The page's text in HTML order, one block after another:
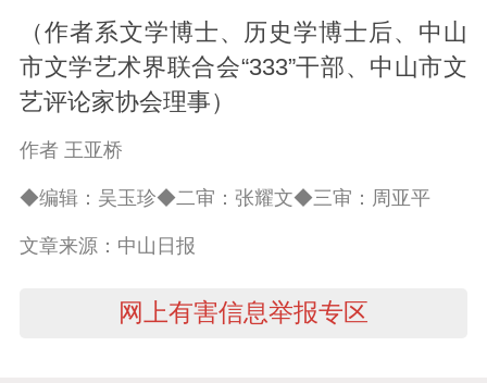
（作者系文学博士、历史学博士后、中山
市文学艺术界联合会“333”干部、中山市文
艺评论家协会理事）
作者 王亚桥
◆编辑：吴玉珍◆二审：张耀文◆三审：周亚平
文章来源：中山日报
网上有害信息举报专区